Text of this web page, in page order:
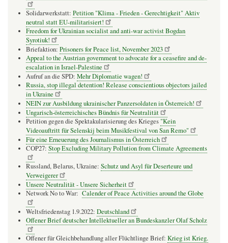
Solidarwerkstatt: Petition "Klima - Frieden - Gerechtigkeit" Aktiv
neutral statt EU-militarisiert!
Freedom for Ukrainian socialist and anti-war activist Bogdan
Syrotiuk!
Briefaktion: Prisoners for Peace list, November 2023
Appeal to the Austrian government to advocate for a ceasefire and de-
escalation in Israel-Palestine
Aufruf an die SPD: Mehr Diplomatie wagen!
Russia, stop illegal detention! Release conscientious objectors jailed
in Ukraine
NEIN zur Ausbildung ukrainischer Panzersoldaten in Österreich!
Ungarisch-österreichisches Bündnis für Neutralität
Petition gegen die Spektakularisierung des Krieges "Kein
Videoauftritt für Selenskij beim Musikfestival von San Remo"
Für eine Erneuerung des Journalismus in Österreich
COP27: Stop Excluding Military Pollution from Climate Agreements
Russland, Belarus, Ukraine: Schutz und Asyl für Deserteure und
Verweigerer
Unsere Neutralität - Unsere Sicherheit
Network No to War: Calender of Peace Activities around the Globe
Weltsfriedenstag 1.9.2022: Deutschland
Offener Brief deutscher Intellektueller an Bundeskanzler Olaf Scholz
Offener für Gleichbehandlung aller Flüchtlinge Brief: Krieg ist Krieg.